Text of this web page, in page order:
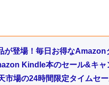
登場！毎日お得なAmazon
Kindle本のセール&キャ
市場の24時間限定タイムセ